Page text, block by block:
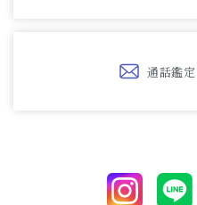
通話鑑